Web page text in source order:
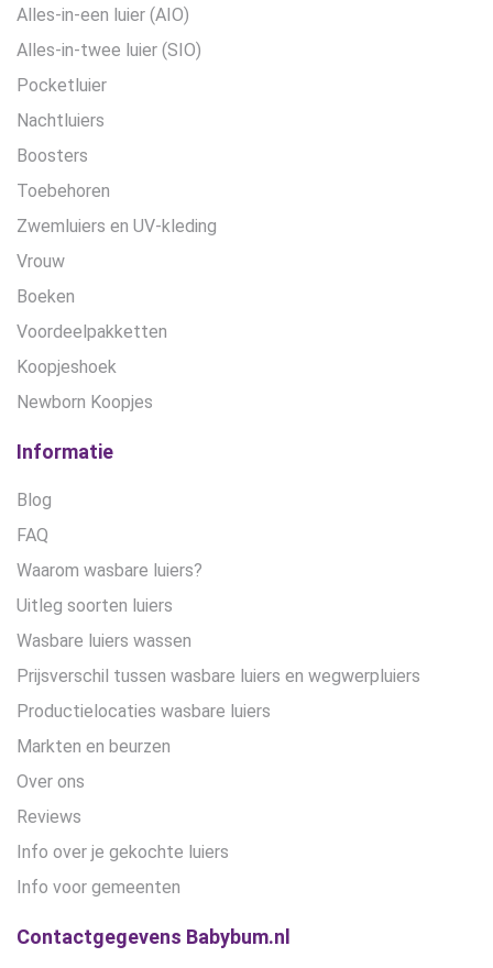
Alles-in-een luier (AIO)
Alles-in-twee luier (SIO)
Pocketluier
Nachtluiers
Boosters
Toebehoren
Zwemluiers en UV-kleding
Vrouw
Boeken
Voordeelpakketten
Koopjeshoek
Newborn Koopjes
Informatie
Blog
FAQ
Waarom wasbare luiers?
Uitleg soorten luiers
Wasbare luiers wassen
Prijsverschil tussen wasbare luiers en wegwerpluiers
Productielocaties wasbare luiers
Markten en beurzen
Over ons
Reviews
Info over je gekochte luiers
Info voor gemeenten
Contactgegevens Babybum.nl